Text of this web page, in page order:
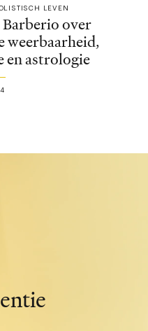
LEVEN
over
weerbaarheid,
en astrologie